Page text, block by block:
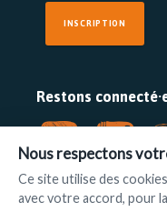
INSCRIPTION
Restons
FAIRE UN DON
Nous respectons
Ce site utilise des
avec votre accord, pour